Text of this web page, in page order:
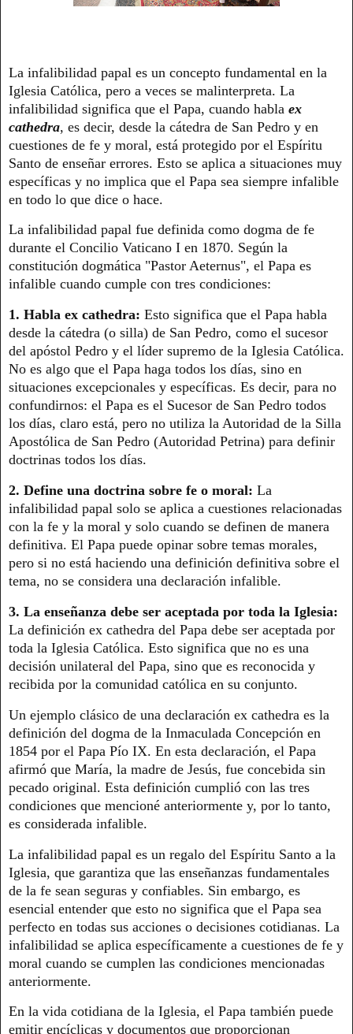
La infalibilidad papal es un concepto fundamental en la
Iglesia Católica, pero a veces se malinterpreta. La
infalibilidad significa que el Papa, cuando habla ex
cathedra, es decir, desde la cátedra de San Pedro y en
cuestiones de fe y moral, está protegido por el Espíritu
Santo de enseñar errores. Esto se aplica a situaciones muy
específicas y no implica que el Papa sea siempre infalible
en todo lo que dice o hace.
La infalibilidad papal fue definida como dogma de fe
durante el Concilio Vaticano I en 1870. Según la
constitución dogmática "Pastor Aeternus", el Papa es
infalible cuando cumple con tres condiciones:
1. Habla ex cathedra: Esto significa que el Papa habla
desde la cátedra (o silla) de San Pedro, como el sucesor
del apóstol Pedro y el líder supremo de la Iglesia Católica.
No es algo que el Papa haga todos los días, sino en
situaciones excepcionales y específicas. Es decir, para no
confundirnos: el Papa es el Sucesor de San Pedro todos
los días, claro está, pero no utiliza la Autoridad de la Silla
Apostólica de San Pedro (Autoridad Petrina) para definir
doctrinas todos los días.
2. Define una doctrina sobre fe o moral: La
infalibilidad papal solo se aplica a cuestiones relacionadas
con la fe y la moral y solo cuando se definen de manera
definitiva. El Papa puede opinar sobre temas morales,
pero si no está haciendo una definición definitiva sobre el
tema, no se considera una declaración infalible.
3. La enseñanza debe ser aceptada por toda la Iglesia:
La definición ex cathedra del Papa debe ser aceptada por
toda la Iglesia Católica. Esto significa que no es una
decisión unilateral del Papa, sino que es reconocida y
recibida por la comunidad católica en su conjunto.
Un ejemplo clásico de una declaración ex cathedra es la
definición del dogma de la Inmaculada Concepción en
1854 por el Papa Pío IX. En esta declaración, el Papa
afirmó que María, la madre de Jesús, fue concebida sin
pecado original. Esta definición cumplió con las tres
condiciones que mencioné anteriormente y, por lo tanto,
es considerada infalible.
La infalibilidad papal es un regalo del Espíritu Santo a la
Iglesia, que garantiza que las enseñanzas fundamentales
de la fe sean seguras y confiables. Sin embargo, es
esencial entender que esto no significa que el Papa sea
perfecto en todas sus acciones o decisiones cotidianas. La
infalibilidad se aplica específicamente a cuestiones de fe y
moral cuando se cumplen las condiciones mencionadas
anteriormente.
En la vida cotidiana de la Iglesia, el Papa también puede
emitir encíclicas y documentos que proporcionan